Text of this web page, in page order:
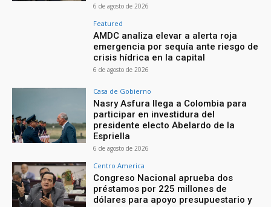
6 de agosto de 2026
Featured
AMDC analiza elevar a alerta roja
emergencia por sequía ante riesgo de
crisis hídrica en la capital
6 de agosto de 2026
Casa de Gobierno
Nasry Asfura llega a Colombia para
participar en investidura del
presidente electo Abelardo de la
Espriella
6 de agosto de 2026
Centro America
Congreso Nacional aprueba dos
préstamos por 225 millones de
dólares para apoyo presupuestario y